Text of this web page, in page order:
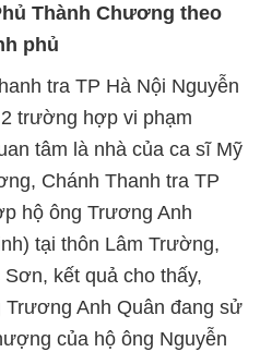
Thành Chương theo
phủ
tra TP Hà Nội Nguyễn
trường hợp vi phạm
tâm là nhà của ca sĩ Mỹ
Chánh Thanh tra TP
hộ ông Trương Anh
tại thôn Lâm Trường,
kết quả cho thấy,
Anh Quân đang sử
của hộ ông Nguyễn